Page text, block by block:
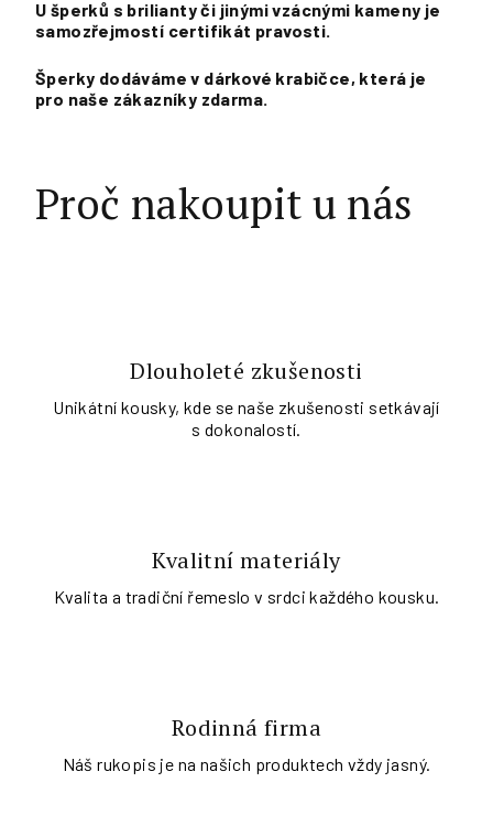
U šperků s brilianty či jinými vzácnými kameny je
samozřejmostí certifikát pravosti.
Šperky dodáváme v dárkové krabičce, která je
pro naše zákazníky zdarma.
Proč nakoupit u nás
Dlouholeté zkušenosti
Unikátní kousky, kde se naše zkušenosti setkávají
s dokonalostí.
Kvalitní materiály
Kvalita a tradiční řemeslo v srdci každého kousku.
Rodinná firma
Náš rukopis je na našich produktech vždy jasný.